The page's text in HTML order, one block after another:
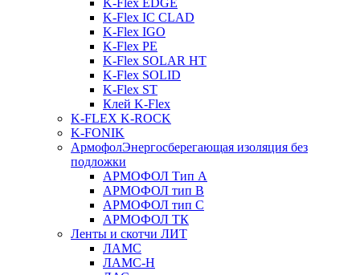
K-Flex EDGE
K-Flex IC CLAD
K-Flex IGO
K-Flex PE
K-Flex SOLAR HT
K-Flex SOLID
K-Flex ST
Клей K-Flex
K-FLEX K-ROCK
K-FONIK
АрмофолЭнергосберегающая изоляция без
подложки
АРМОФОЛ Тип А
АРМОФОЛ тип В
АРМОФОЛ тип C
АРМОФОЛ ТК
Ленты и скотчи ЛИТ
ЛАМС
ЛАМС-Н